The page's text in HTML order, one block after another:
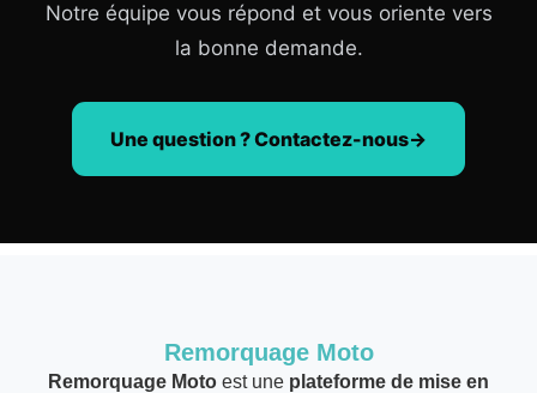
Notre équipe vous répond et vous oriente vers
la bonne demande.
Une question ? Contactez-nous
Remorquage Moto
Remorquage Moto est une plateforme de mise en